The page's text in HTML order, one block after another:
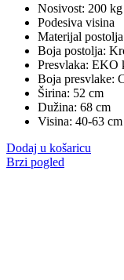
Nosivost: 200 kg
Podesiva visina
Materijal
Boja postolja:
Presvlaka: EKO
Boja presvlake:
Širina: 52 cm
Dužina: 68 cm
Visina: 40-63 cm
Dodaj u košaricu
Brzi pogled